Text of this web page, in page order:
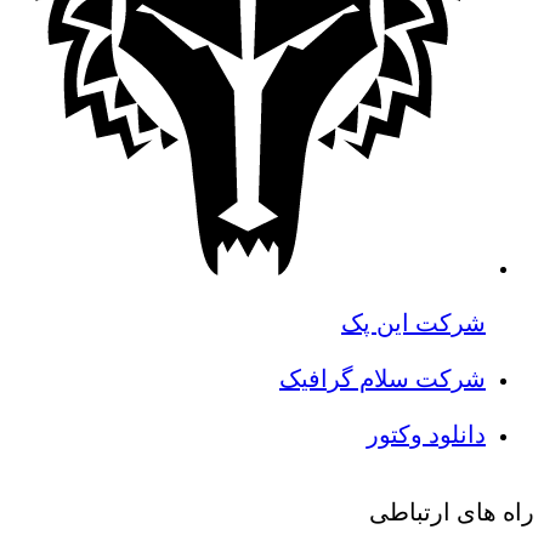
شرکت این پک
شرکت سلام گرافیک
دانلود وکتور
راه های ارتباطی